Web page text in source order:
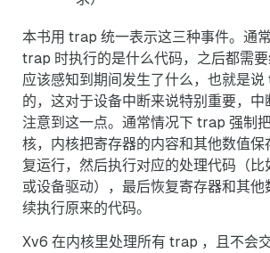
本书用 trap 统一表示这三种事件。通
trap 时执行的是什么代码，之后都需
应该感知到期间发生了什么，也就是
的，这对于设备中断来说特别重要，中
注意到这一点。通常情况下 trap 强制
核，内核把寄存器的内容和其他数值保
复运行，然后执行对应的处理代码（比
或设备驱动），最后恢复寄存器和其他
续执行原来的代码。
Xv6 在内核里处理所有 trap ，且不会